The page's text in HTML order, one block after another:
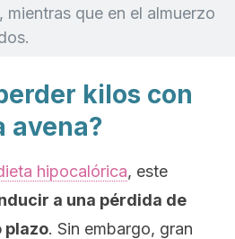
mientras que en el almuerzo
kilos con
avena?
hipocalórica, este
a una pérdida de
plazo. Sin embargo, gran